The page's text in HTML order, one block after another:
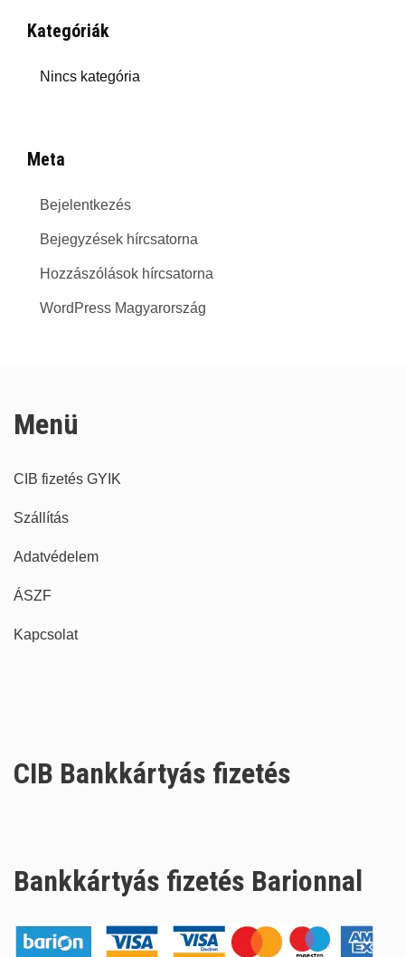
Kategóriák
Nincs kategória
Meta
Bejelentkezés
Bejegyzések hírcsatorna
Hozzászólások hírcsatorna
WordPress Magyarország
Menü
CIB fizetés GYIK
Szállítás
Adatvédelem
ÁSZF
Kapcsolat
CIB Bankkártyás fizetés
Bankkártyás fizetés Barionnal